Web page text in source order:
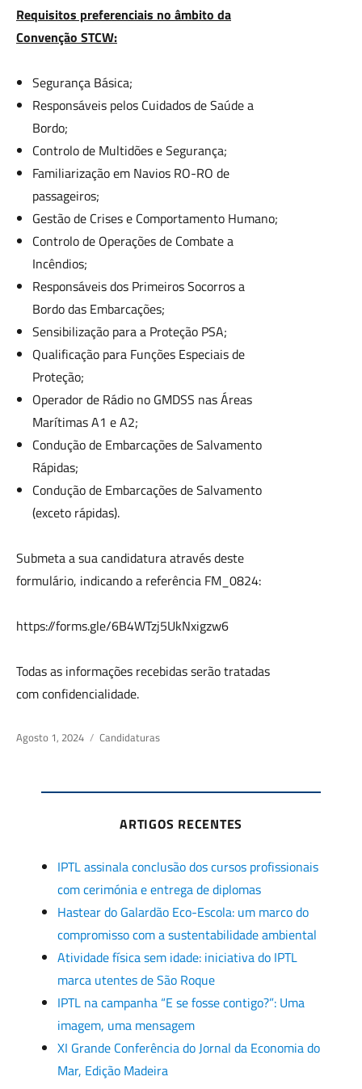
Requisitos preferenciais no âmbito da
Convenção STCW:
Segurança Básica;
Responsáveis pelos Cuidados de Saúde a
Bordo;
Controlo de Multidões e Segurança;
Familiarização em Navios RO-RO de
passageiros;
Gestão de Crises e Comportamento Humano;
Controlo de Operações de Combate a
Incêndios;
Responsáveis dos Primeiros Socorros a
Bordo das Embarcações;
Sensibilização para a Proteção PSA;
Qualificação para Funções Especiais de
Proteção;
Operador de Rádio no GMDSS nas Áreas
Marítimas A1 e A2;
Condução de Embarcações de Salvamento
Rápidas;
Condução de Embarcações de Salvamento
(exceto rápidas).
Submeta a sua candidatura através deste
formulário, indicando a referência FM_0824:
https://forms.gle/6B4WTzj5UkNxigzw6
Todas as informações recebidas serão tratadas
com confidencialidade.
Posted
Agosto 1, 2024 Categories
Candidaturas
ARTIGOS RECENTES
IPTL assinala conclusão dos cursos profissionais
com cerimónia e entrega de diplomas
Hastear do Galardão Eco-Escola: um marco do
compromisso com a sustentabilidade ambiental
Atividade física sem idade: iniciativa do IPTL
marca utentes de São Roque
IPTL na campanha “E se fosse contigo?”: Uma
imagem, uma mensagem
XI Grande Conferência do Jornal da Economia do
Mar, Edição Madeira